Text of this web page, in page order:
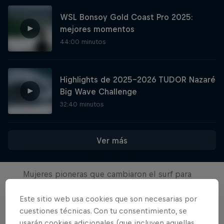
WSL Bonsoy Gold Coast Pro 2025:
mejores momentos
44:00 minutos
Highlights de 2025-2026 TUDOR Nazaré
Big Wave Challenge
32:40 minutos
Ver más
Mujeres pioneras que cambiaron el surf para
Este sitio web usa cookies que son necesarias por
cuestiones técnicas. Con tu consentimiento, se